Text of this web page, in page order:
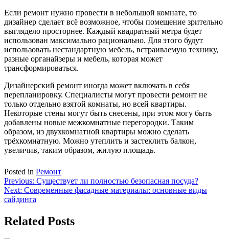
Если ремонт нужно провести в небольшой комнате, то
дизайнер сделает всё возможное, чтобы помещение зрительно
выглядело просторнее. Каждый квадратный метра будет
использован максимально рационально. Для этого будут
использовать нестандартную мебель, встраиваемую технику,
разные органайзеры и мебель, которая может
трансформироваться.
Дизайнерский ремонт иногда может включать в себя
перепланировку. Специалисты могут провести ремонт не
только отдельно взятой комнаты, но всей квартиры.
Некоторые стены могут быть снесены, при этом могу быть
добавлены новые межкомнатные перегородки. Таким
образом, из двухкомнатной квартиры можно сделать
трёхкомнатную. Можно утеплить и застеклить балкон,
увеличив, таким образом, жилую площадь.
Posted in Ремонт
Навигация
по
Previous: Существует ли полностью безопасная посуда?
Next: Современные фасадные материалы: основные виды
сайдинга
Related Posts